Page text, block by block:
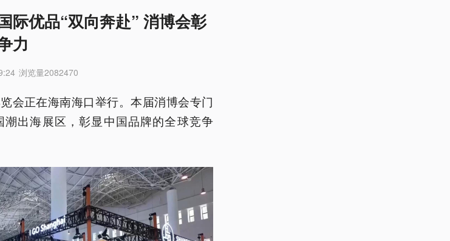
际优品“双向奔赴” 消博会彰
力
浏览量2082470
会正在海南海口举行。本届消博会专门
出海展区，彰显中国品牌的全球竞争